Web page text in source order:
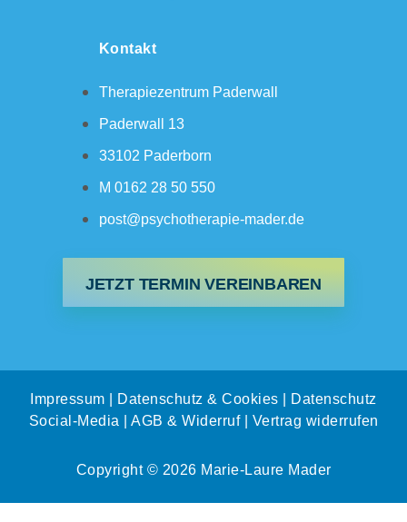
Kontakt
Therapiezentrum Paderwall
Paderwall 13
33102 Paderborn
M 0162 28 50 550
post@psychotherapie-mader.de
JETZT TERMIN VEREINBAREN
Impressum Datenschutz & Cookies
Datenschutz
Social-Media | AGB & Widerruf| Vertrag widerrufen
Copyright © 2026 Marie-Laure Mader